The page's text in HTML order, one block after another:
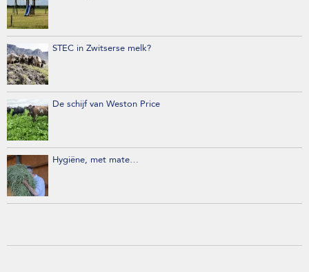
STEC in Zwitserse melk?
De schijf van Weston Price
Hygiëne, met mate…